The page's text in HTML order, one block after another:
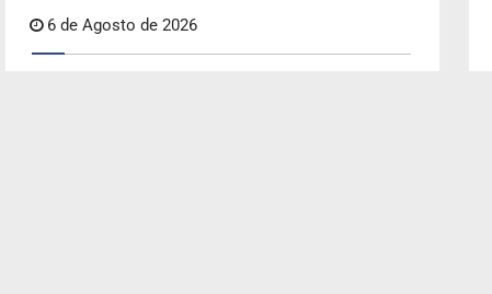
6 de Agosto de 2026